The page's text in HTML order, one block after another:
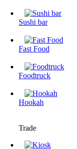
Sushi bar
Fast Food
Foodtruck
Hookah
Trade